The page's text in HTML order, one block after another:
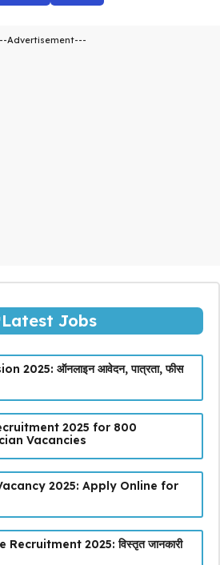
Advertisement---
Latest Jobs
2025: ऑनलाइन आवेदन, पात्रता, फीस
2025 for 800
Vacancies
2025: Apply Online for
2025: विस्तृत जानकारी